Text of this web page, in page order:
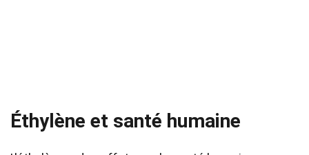
Éthylène et santé humaine